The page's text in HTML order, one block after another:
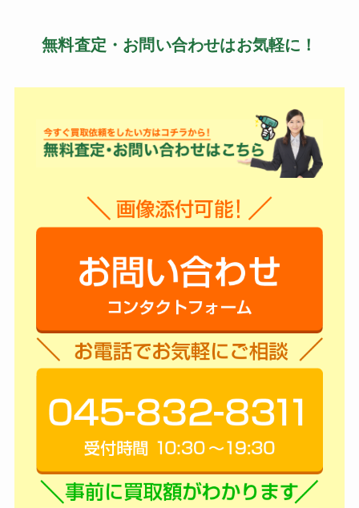
無料査定・お問い合わせはお気軽に！